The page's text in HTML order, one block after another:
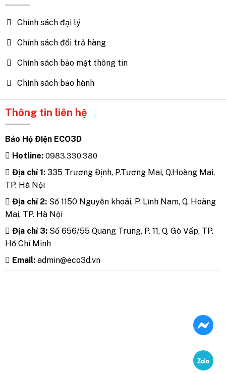
Chính sách đại lý
Chính sách đổi trả hàng
Chính sách bảo mật thông tin
Chính sách bảo hành
Thông tin liên hệ
Bảo Hộ Điện ECO3D
Hotline: 0983.330.380
Địa chỉ 1: 335 Trương Định, P.Tương Mai, Q.Hoàng Mai,
TP. Hà Nội
Địa chỉ 2: Số 1150 Nguyễn khoái, P. Lĩnh Nam, Q. Hoàng
Mai, TP. Hà Nội
Địa chỉ 3: Số 656/55 Quang Trung, P. 11, Q. Gò Vấp, TP.
Hồ Chí Minh
Email: admin@eco3d.vn